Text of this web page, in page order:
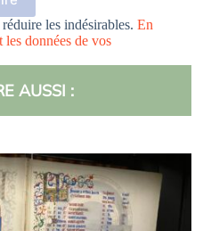
les indésirables.En
données de vos
AUSSI :